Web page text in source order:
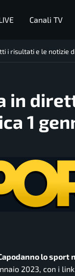
Canali TV
i risultati e le notizie
in
1
lo sport
2023, con i